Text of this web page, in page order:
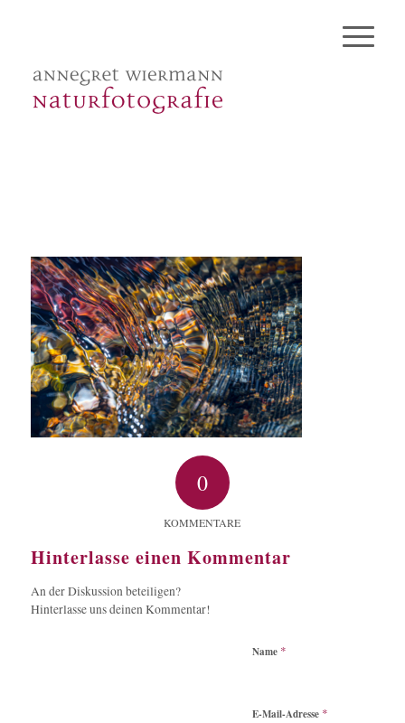
0
KOMMENTARE
Hinterlasse einen Kommentar
An der Diskussion beteiligen?
Hinterlasse uns deinen Kommentar!
Name *
E-Mail-Adresse *